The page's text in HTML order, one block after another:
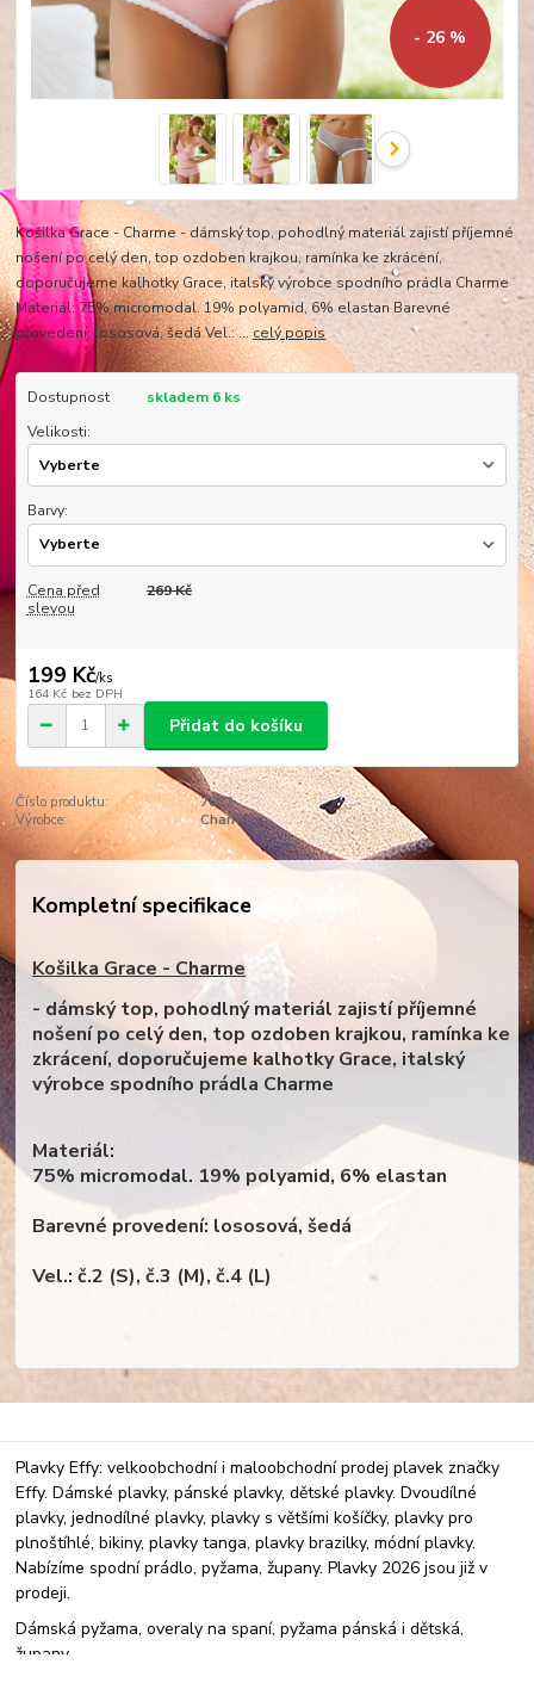
- 26 %
Košilka Grace - Charme - dámský top, pohodlný materiál zajistí příjemné
nošení po celý den, top ozdoben krajkou, ramínka ke zkrácení,
doporučujeme kalhotky Grace, italský výrobce spodního prádla Charme
Materiál: 75% micromodal. 19% polyamid, 6% elastan Barevné
provedení: lososová, šedá Vel.: ...celý popis
Dostupnost
skladem 6 ks
Velikosti:
Barvy:
Cena před
slevou
269 Kč
199 Kč/ks
164 Kč bez DPH
Přidat do košíku
Číslo produktu:
7882
Výrobce:
Charme
Kompletní specifikace
Košilka Grace - Charme
- dámský top, pohodlný materiál zajistí příjemné
nošení po celý den, top ozdoben krajkou, ramínka ke
zkrácení, doporučujeme kalhotky Grace, italský
výrobce spodního prádla Charme
Materiál:
75% micromodal. 19% polyamid, 6% elastan
Barevné provedení: lososová, šedá
Vel.: č.2 (S), č.3 (M), č.4 (L)
Plavky Effy: velkoobchodní i maloobchodní prodej plavek značky
Effy. Dámské plavky, pánské plavky, dětské plavky. Dvoudílné
plavky, jednodílné plavky, plavky s většími košíčky, plavky pro
plnoštíhlé, bikiny, plavky tanga, plavky brazilky, módní plavky.
Nabízíme spodní prádlo, pyžama, župany. Plavky 2026 jsou již v
prodeji.
Dámská pyžama, overaly na spaní, pyžama pánská i dětská,
župany.